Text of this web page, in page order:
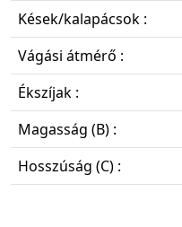
Kések/kalapácsok :
Vágási átmérő :
Ékszíjak :
Magasság (B) :
Hosszúság (C) :